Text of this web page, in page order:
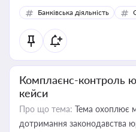
забезпечувати їх належне
контрагентами
Банківська діяльність
Комплаєнс-контроль
кейси
Про що тема: Тема охоплює
дотримання законодавства